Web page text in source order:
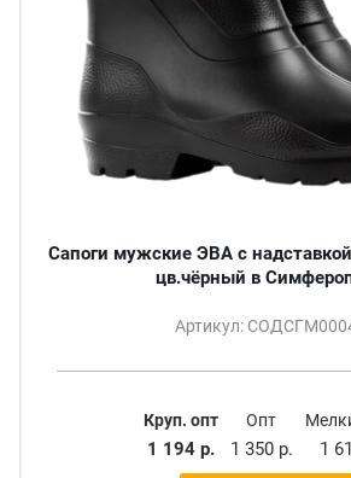
Сапоги мужские ЭВА с
цв.чёрный в
Артикул:
Круп. опт
1 194 р.
Опт
1 350 р. 1